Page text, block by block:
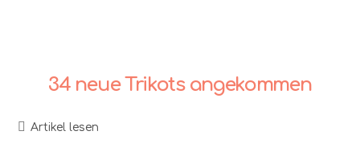
34 neue Trikots angekommen
Artikel lesen